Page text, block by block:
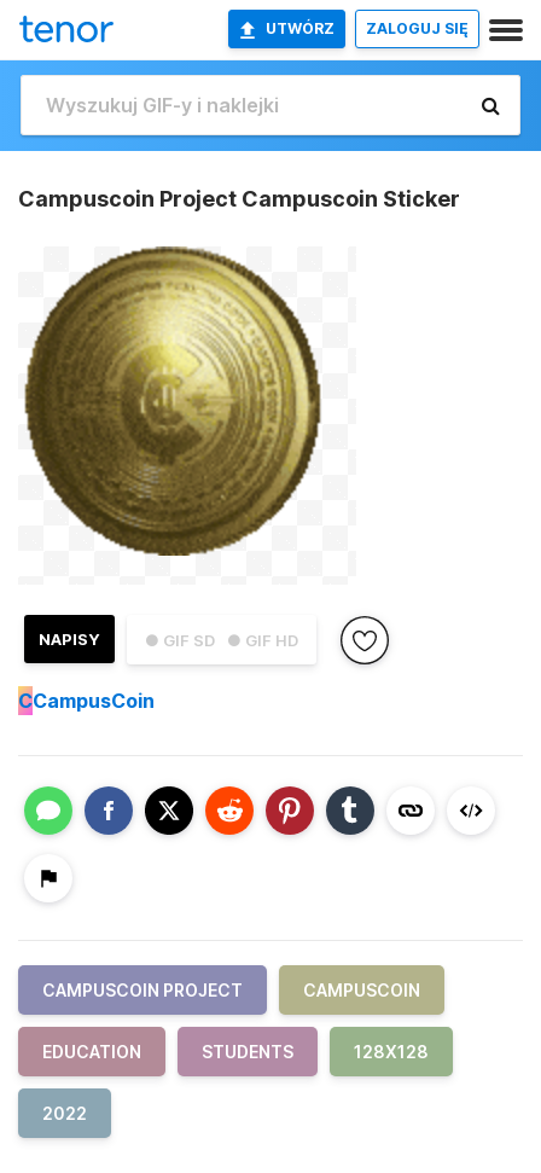
UTWÓRZ ZALOGUJ SIĘ
Campuscoin Project Campuscoin Sticker
● GIF SD ● GIF HD
NAPISY
CCampusCoin
CAMPUSCOIN PROJECT CAMPUSCOIN
EDUCATION STUDENTS 128X128
2022